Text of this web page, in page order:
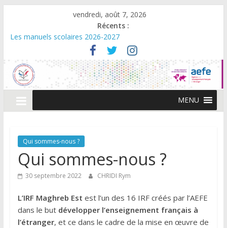
vendredi, août 7, 2026
Récents :
Les manuels scolaires 2026-2027
Dates et horaires d‘ouverture de la caisse – Eté 2026
Cérémonie de remise des diplômes du Baccalauréat 2026 –
Promo Beguir
Décisions relevant du champs de compétence du directeur de
l’AEFE
Avis d’appel à consultations: Remise aux normes du SSI et du
PPMS – Lycée PMF
MENU
Qui sommes-nous ?
Qui sommes-nous ?
30 septembre 2022 CHRIDI Rym
L’IRF Maghreb Est est l’un des 16 IRF créés par l’AEFE
dans le but développer l’enseignement français à
l’étranger, et ce dans le cadre de la mise en œuvre de